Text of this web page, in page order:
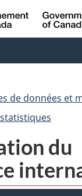
Passer
au
Passer
à
de données et
du